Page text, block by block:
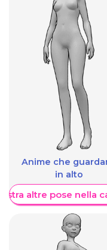
Anime che
in alto
altre pose nella